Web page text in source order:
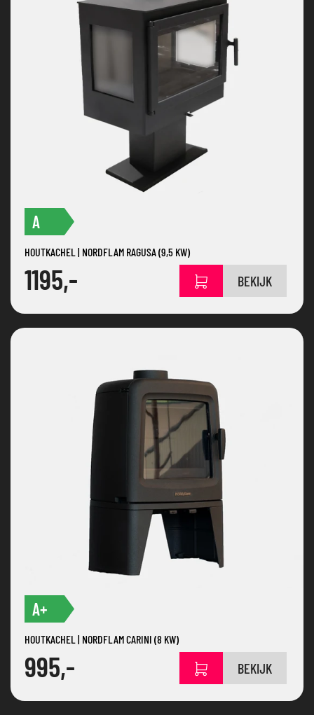
A
HOUTKACHEL | NORDFLAM RAGUSA (9,5 KW)
1195,- BEKIJK
A+
HOUTKACHEL | NORDFLAM CARINI (8 KW)
995,- BEKIJK